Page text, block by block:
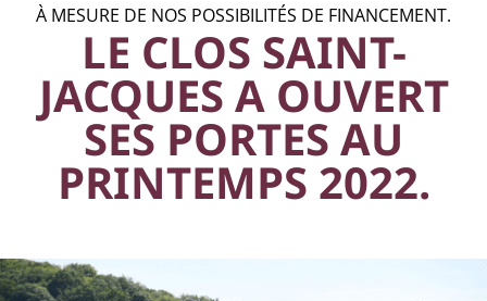
À MESURE DE NOS POSSIBILITÉS DE FINANCEMENT.
LE CLOS SAINT-
JACQUES A OUVERT
SES PORTES AU
PRINTEMPS 2022.